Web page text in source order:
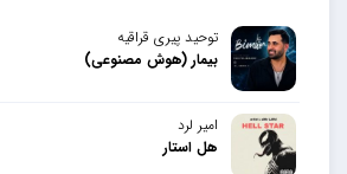
توحید پیری قراقیه
بیمار (هوش مصنوعی)
امیر لرد
هل استار